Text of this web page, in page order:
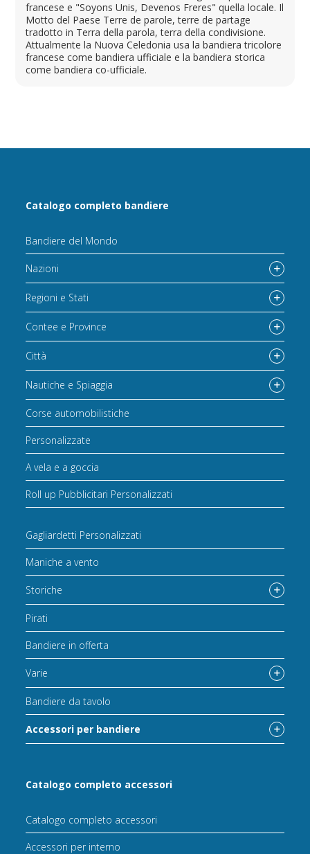
francese e "Soyons Unis, Devenos Freres" quella locale. Il
Motto del Paese Terre de parole, terre de partage
tradotto in Terra della parola, terra della condivisione.
Attualmente la Nuova Celedonia usa la bandiera tricolore
francese come bandiera ufficiale e la bandiera storica
come bandiera co-ufficiale.
Catalogo completo bandiere
Bandiere del Mondo
Nazioni
Regioni e Stati
Contee e Province
Città
Nautiche e Spiaggia
Corse automobilistiche
Personalizzate
A vela e a goccia
Roll up Pubblicitari Personalizzati
Gagliardetti Personalizzati
Maniche a vento
Storiche
Pirati
Bandiere in offerta
Varie
Bandiere da tavolo
Accessori per bandiere
Catalogo completo accessori
Catalogo completo accessori
Accessori per interno